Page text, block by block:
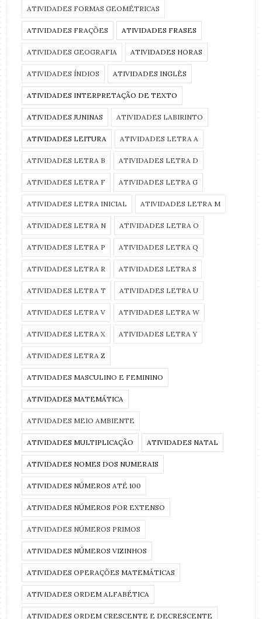
ATIVIDADES FORMAS GEOMÉTRICAS
ATIVIDADES FRAÇÕES ATIVIDADES FRASES
ATIVIDADES GEOGRAFIA ATIVIDADES HORAS
ATIVIDADES ÍNDIOS ATIVIDADES INGLÊS
ATIVIDADES INTERPRETAÇÃO DE TEXTO
ATIVIDADES JUNINAS ATIVIDADES LABIRINTO
ATIVIDADES LEITURA ATIVIDADES LETRA A
ATIVIDADES LETRA B ATIVIDADES LETRA D
ATIVIDADES LETRA F ATIVIDADES LETRA G
ATIVIDADES LETRA INICIAL ATIVIDADES LETRA M
ATIVIDADES LETRA N ATIVIDADES LETRA O
ATIVIDADES LETRA P ATIVIDADES LETRA Q
ATIVIDADES LETRA R ATIVIDADES LETRA S
ATIVIDADES LETRA T ATIVIDADES LETRA U
ATIVIDADES LETRA V ATIVIDADES LETRA W
ATIVIDADES LETRA X ATIVIDADES LETRA Y
ATIVIDADES LETRA Z
ATIVIDADES MASCULINO E FEMININO
ATIVIDADES MATEMÁTICA
ATIVIDADES MEIO AMBIENTE
ATIVIDADES MULTIPLICAÇÃO ATIVIDADES NATAL
ATIVIDADES NOMES DOS NUMERAIS
ATIVIDADES NÚMEROS ATÉ 100
ATIVIDADES NÚMEROS POR EXTENSO
ATIVIDADES NÚMEROS PRIMOS
ATIVIDADES NÚMEROS VIZINHOS
ATIVIDADES OPERAÇÕES MATEMÁTICAS
ATIVIDADES ORDEM ALFABÉTICA
ATIVIDADES ORDEM CRESCENTE E DECRESCENTE